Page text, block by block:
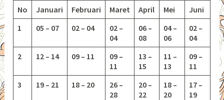
No Januari Februari Maret April Mei
Juni
1
05 – 07 02 – 04
02 –
04
06 –
08
04 –
06
02 –
04
2
12 – 14 09 – 11
09 –
11
13 –
15
11 –
13
09 –
11
3
19 – 21 18 – 20
26 –
28
20 –
22
18 –
20
17 –
19